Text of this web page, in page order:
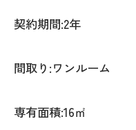
契約期間:2年
間取り:ワンルーム
専有面積:16㎡